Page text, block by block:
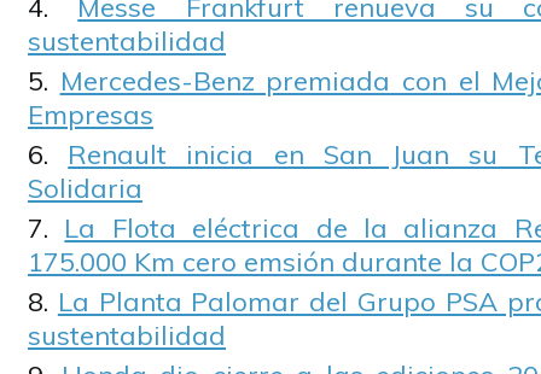
Messe Frankfurt renueva su
sustentabilidad
Mercedes-Benz premiada con el
Empresas
Renault inicia en San Juan su
Solidaria
La Flota eléctrica de la alianza
175.000 Km cero emsión durante la
La Planta Palomar del Grupo PSA
sustentabilidad